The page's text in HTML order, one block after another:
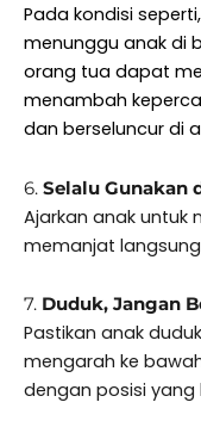
Pada kondisi
menunggu anak di
orang tua dapat
menambah
dan berseluncur di
6. Selalu Gunakan
Ajarkan anak untuk
memanjat
7. Duduk, Jangan
Pastikan anak
mengarah ke
dengan posisi yang